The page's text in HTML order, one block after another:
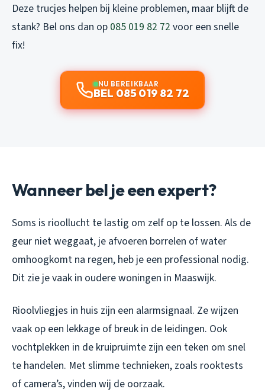
Deze trucjes helpen bij kleine problemen, maar blijft de
stank? Bel ons dan op 085 019 82 72 voor een snelle
fix!
NU BEREIKBAAR
BEL 085 019 82 72
Wanneer bel je een expert?
Soms is rioollucht te lastig om zelf op te lossen. Als de
geur niet weggaat, je afvoeren borrelen of water
omhoogkomt na regen, heb je een professional nodig.
Dit zie je vaak in oudere woningen in Maaswijk.
Rioolvliegjes in huis zijn een alarmsignaal. Ze wijzen
vaak op een lekkage of breuk in de leidingen. Ook
vochtplekken in de kruipruimte zijn een teken om snel
te handelen. Met slimme technieken, zoals rooktests
of camera’s, vinden wij de oorzaak.